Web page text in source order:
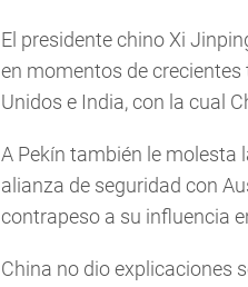
El presidente chino Xi
en momentos de
Unidos e India, con la cual
A Pekín también le molesta
alianza de seguridad con
contrapeso a su influencia
China no dio explicaciones